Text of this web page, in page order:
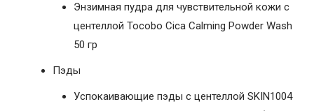
Энзимная пудра для чувствительной кожи с
центеллой Tocobo Cica Calming Powder Wash
50 гр
Пэды
Успокаивающие пэды с центеллой SKIN1004